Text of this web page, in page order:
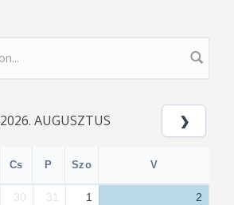
2026. AUGUSZTUS
Cs P Szo V
30 31 1 2